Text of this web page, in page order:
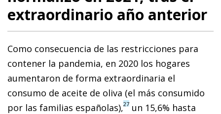
extraordinario año anterior
Como consecuencia de las restricciones para
contener la pandemia, en 2020 los hogares
aumentaron de forma extraordinaria el
consumo de aceite de oliva (el más consumido
por las familias españolas),27 un 15,6% hasta